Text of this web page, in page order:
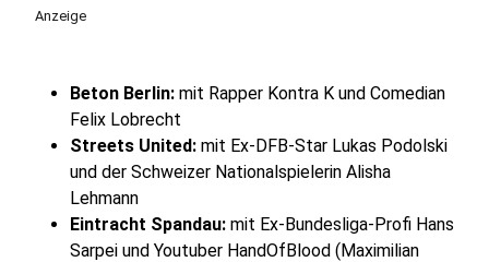
Anzeige
Beton Berlin: mit Rapper Kontra K und Comedian
Felix Lobrecht
Streets United: mit Ex-DFB-Star Lukas Podolski
und der Schweizer Nationalspielerin Alisha
Lehmann
Eintracht Spandau: mit Ex-Bundesliga-Profi Hans
Sarpei und Youtuber HandOfBlood (Maximilian